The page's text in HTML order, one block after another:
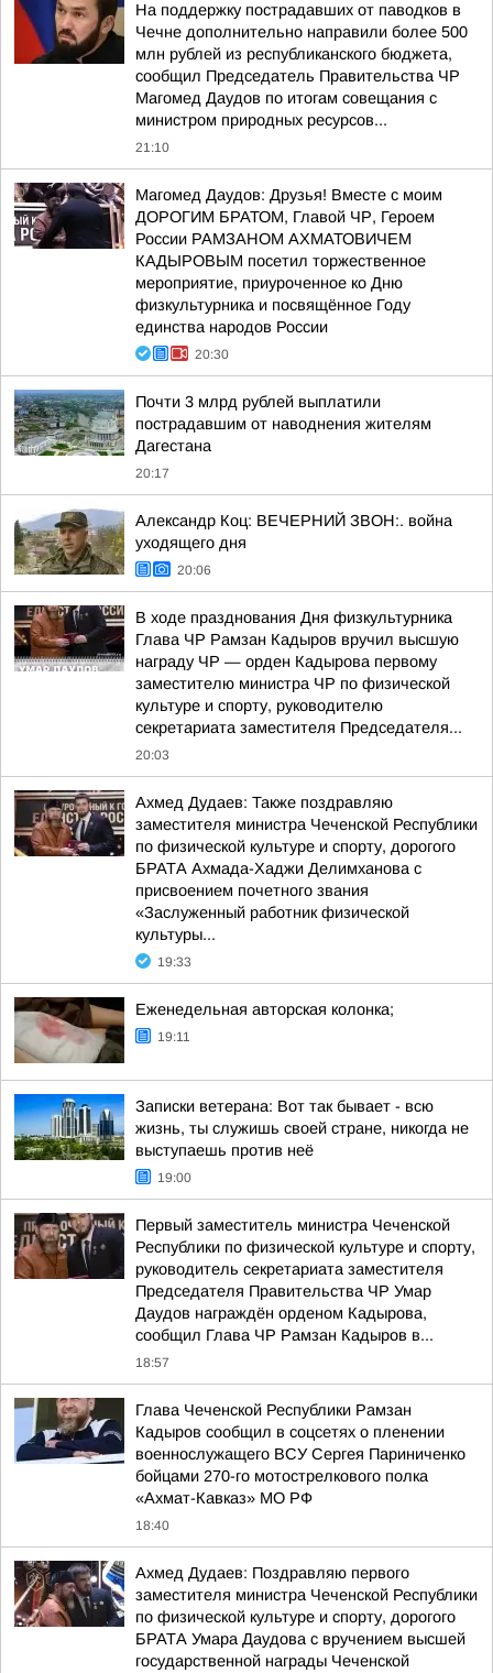
На поддержку пострадавших от паводков в
Чечне дополнительно направили более 500
млн рублей из республиканского бюджета,
сообщил Председатель Правительства ЧР
Магомед Даудов по итогам совещания с
министром природных ресурсов...
21:10
Магомед Даудов: Друзья! Вместе с моим
ДОРОГИМ БРАТОМ, Главой ЧР, Героем
России РАМЗАНОМ АХМАТОВИЧЕМ
КАДЫРОВЫМ посетил торжественное
мероприятие, приуроченное ко Дню
физкультурника и посвящённое Году
единства народов России
20:30
Почти 3 млрд рублей выплатили
пострадавшим от наводнения жителям
Дагестана
20:17
Александр Коц: ВЕЧЕРНИЙ ЗВОН:. война
уходящего дня
20:06
В ходе празднования Дня физкультурника
Глава ЧР Рамзан Кадыров вручил высшую
награду ЧР — орден Кадырова первому
заместителю министра ЧР по физической
культуре и спорту, руководителю
секретариата заместителя Председателя...
20:03
Ахмед Дудаев: Также поздравляю
заместителя министра Чеченской Республики
по физической культуре и спорту, дорогого
БРАТА Ахмада-Хаджи Делимханова с
присвоением почетного звания
«Заслуженный работник физической
культуры...
19:33
Еженедельная авторская колонка;
19:11
Записки ветерана: Вот так бывает - всю
жизнь, ты служишь своей стране, никогда не
выступаешь против неё
19:00
Первый заместитель министра Чеченской
Республики по физической культуре и спорту,
руководитель секретариата заместителя
Председателя Правительства ЧР Умар
Даудов награждён орденом Кадырова,
сообщил Глава ЧР Рамзан Кадыров в...
18:57
Глава Чеченской Республики Рамзан
Кадыров сообщил в соцсетях о пленении
военнослужащего ВСУ Сергея Париниченко
бойцами 270-го мотострелкового полка
«Ахмат-Кавказ» МО РФ
18:40
Ахмед Дудаев: Поздравляю первого
заместителя министра Чеченской Республики
по физической культуре и спорту, дорогого
БРАТА Умара Даудова с вручением высшей
государственной награды Чеченской